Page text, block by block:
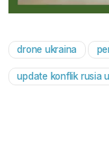
drone ukraina
update konflik rusia